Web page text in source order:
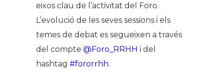
eixos clau de l’activitat del Foro.
L’evolució de les seves sessions i els
temes de debat es segueixen a través
del compte @Foro_RRHH i del
hashtag #fororrhh.